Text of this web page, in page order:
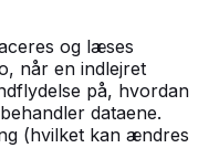
og læses
når en indlejret
på, hvordan
dataene.
(hvilket kan ændres